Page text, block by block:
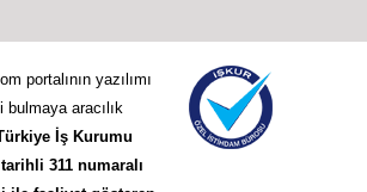
portalının yazılımı
aracılık
İş Kurumu
311 numaralı